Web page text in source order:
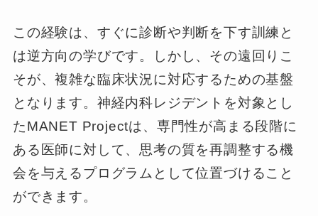
この経験は、すぐに診断や判断を下す訓練と
は逆方向の学びです。しかし、その遠回りこ
そが、複雑な臨床状況に対応するための基盤
となります。神経内科レジデントを対象とし
たMANET Projectは、専門性が高まる段階に
ある医師に対して、思考の質を再調整する機
会を与えるプログラムとして位置づけること
ができます。